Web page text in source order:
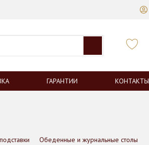
ГАРАНТИИ КОНТАКТЫ
Обеденные и журнальные столы